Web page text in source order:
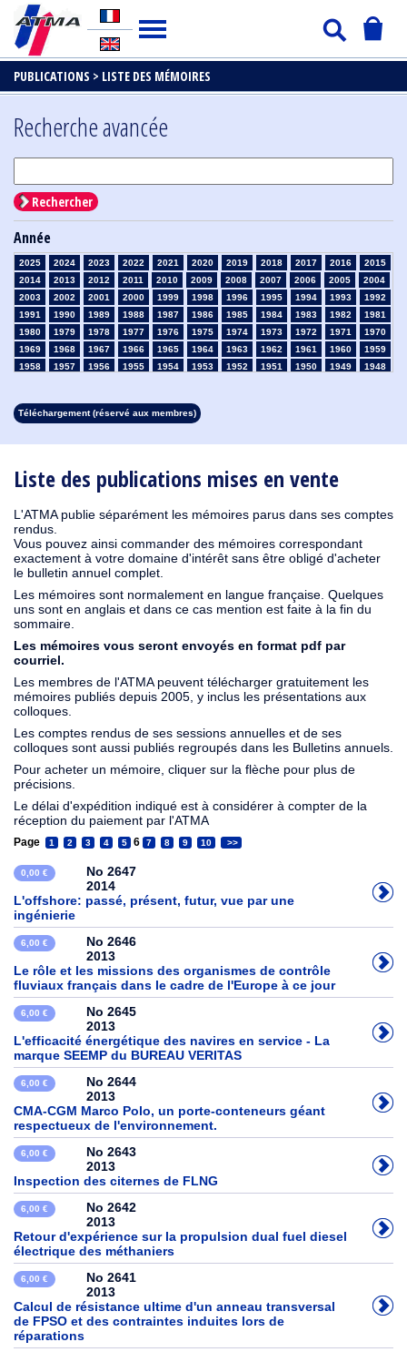
PUBLICATIONS > LISTE DES MÉMOIRES
Liste des publications mises en vente
L'ATMA publie séparément les mémoires parus dans ses comptes
rendus.
Vous pouvez ainsi commander des mémoires correspondant
exactement à votre domaine d'intérêt sans être obligé d'acheter
le bulletin annuel complet.
Les mémoires sont normalement en langue française. Quelques
uns sont en anglais et dans ce cas mention est faite à la fin du
sommaire.
Les mémoires vous seront envoyés en format pdf par
courriel.
Les membres de l'ATMA peuvent télécharger gratuitement les
mémoires publiés depuis 2005, y inclus les présentations aux
colloques.
Les comptes rendus de ses sessions annuelles et de ses
colloques sont aussi publiés regroupés dans les Bulletins annuels.
Pour acheter un mémoire, cliquer sur la flèche pour plus de
précisions.
Le délai d'expédition indiqué est à considérer à compter de la
réception du paiement par l'ATMA
Page 1 2 3 4 5 6 7 8 9 10 >>
0,00 €
No 2647
2014
L'offshore: passé, présent, futur, vue par une
ingénierie
6,00 €
No 2646
2013
Le rôle et les missions des organismes de contrôle
fluviaux français dans le cadre de l'Europe à ce jour
6,00 €
No 2645
2013
L'efficacité énergétique des navires en service - La
marque SEEMP du BUREAU VERITAS
6,00 €
No 2644
2013
CMA-CGM Marco Polo, un porte-conteneurs géant
respectueux de l'environnement.
6,00 €
No 2643
2013
Inspection des citernes de FLNG
6,00 €
No 2642
2013
Retour d'expérience sur la propulsion dual fuel diesel
électrique des méthaniers
6,00 €
No 2641
2013
Calcul de résistance ultime d'un anneau transversal
de FPSO et des contraintes induites lors de
réparations
Recherche avancée
Rechercher
Année
2025 2024 2023 2022 2021 2020 2019 2018 2017 2016
2015
2014
2013 2012 2011 2010 2009 2008 2007 2006 2005
2004
2003
2002 2001 2000 1999 1998 1996 1995 1994 1993
1992
1991
1990 1989 1988 1987 1986 1985 1984 1983 1982
1981
1980
1979 1978 1977 1976 1975 1974 1973 1972 1971
1970
1969
1968 1967 1966 1965 1964 1963 1962 1961 1960
1959
1958
1957 1956 1955 1954 1953 1952 1951 1950 1949
1948
1913
1912 1911 1910 1909 1908
Téléchargement (réservé aux membres)